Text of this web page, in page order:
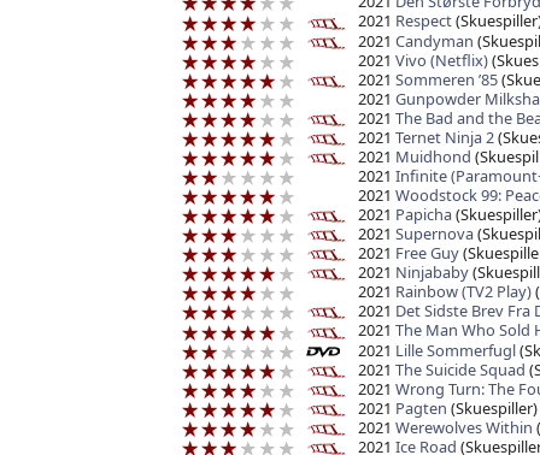
2021 Respect
2021 Candyman
2021 Vivo (Netflix)
2021 Sommeren ’85
2021 Gunpowder
2021 The Bad and the
2021 Ternet Ninja 2
2021 Muidhond
2021 Infinite
2021 Woodstock 99:
2021 Papicha
2021 Supernova
2021 Free Guy
2021 Ninjababy
2021 Rainbow (TV2 Play)
2021 Det Sidste Brev Fra
2021 The Man Who Sold
2021 Lille Sommerfugl
2021 The Suicide Squad
2021 Wrong Turn: The
2021 Pagten (Skuespiller)
2021 Werewolves Within
2021 Ice Road